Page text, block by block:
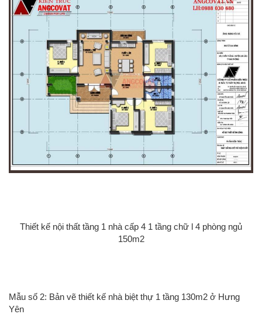
Thiết kế nội thất tầng 1 nhà cấp 4 1 tầng chữ l 4 phòng ngủ
150m2
Mẫu số 2: Bản vẽ thiết kế nhà biệt thự 1 tầng 130m2 ở Hưng
Yên